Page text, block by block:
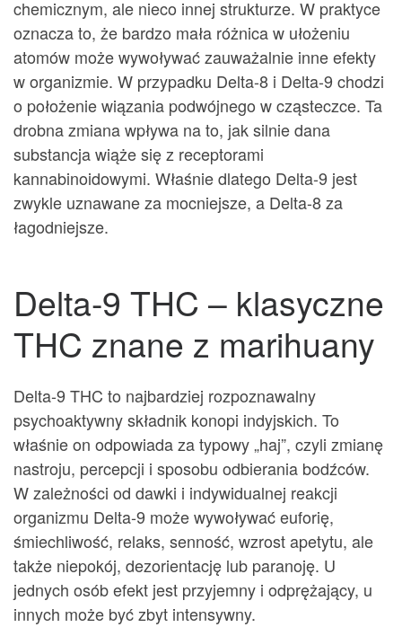
chemicznym, ale nieco innej strukturze. W praktyce
oznacza to, że bardzo mała różnica w ułożeniu
atomów może wywoływać zauważalnie inne efekty
w organizmie. W przypadku Delta-8 i Delta-9 chodzi
o położenie wiązania podwójnego w cząsteczce. Ta
drobna zmiana wpływa na to, jak silnie dana
substancja wiąże się z receptorami
kannabinoidowymi. Właśnie dlatego Delta-9 jest
zwykle uznawane za mocniejsze, a Delta-8 za
łagodniejsze.
Delta-9 THC – klasyczne
THC znane z marihuany
Delta-9 THC to najbardziej rozpoznawalny
psychoaktywny składnik konopi indyjskich. To
właśnie on odpowiada za typowy „haj”, czyli zmianę
nastroju, percepcji i sposobu odbierania bodźców.
W zależności od dawki i indywidualnej reakcji
organizmu Delta-9 może wywoływać euforię,
śmiechliwość, relaks, senność, wzrost apetytu, ale
także niepokój, dezorientację lub paranoję. U
jednych osób efekt jest przyjemny i odprężający, u
innych może być zbyt intensywny.